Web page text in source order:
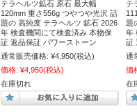
テラヘルツ鉱石 原石 最大幅
120mm 重さ556g つやつや光沢 話
題の 高純度 テラヘルツ 鉱石 2026
年 検査機関にて検査済み 本物保
証 返品保証 パワーストーン
通常販売価格: ¥4,950(税込)
価格: ¥4,950(税込)
在庫切れ
テ
題
年
証
通
価
在